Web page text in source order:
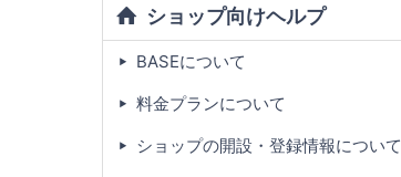
ショップ向けヘルプ
BASEについて
料金プランについて
ショップの開設・登録情報について